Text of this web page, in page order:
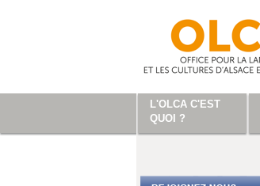
L'OLCA C'EST
QUOI ?